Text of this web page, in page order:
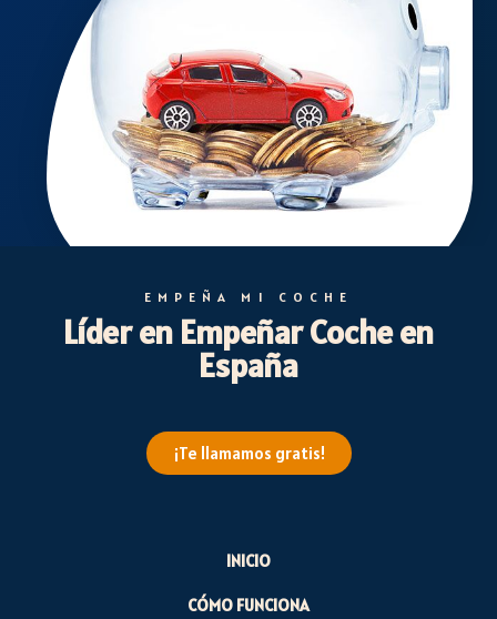
EMPEÑA MI COCHE
Líder en Empeñar Coche en
España
¡Te llamamos gratis!
INICIO
CÓMO FUNCIONA